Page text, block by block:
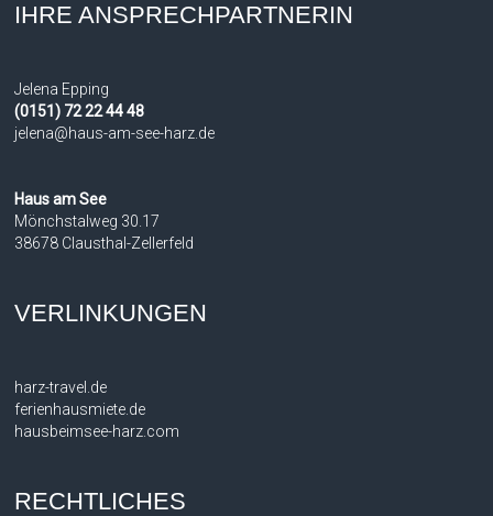
IHRE ANSPRECHPARTNERIN
Jelena Epping
(0151) 72 22 44 48
jelena@haus-am-see-harz.de
Haus am See
Mönchstalweg 30.17
38678 Clausthal-Zellerfeld
VERLINKUNGEN
harz-travel.de
ferienhausmiete.de
hausbeimsee-harz.com
RECHTLICHES